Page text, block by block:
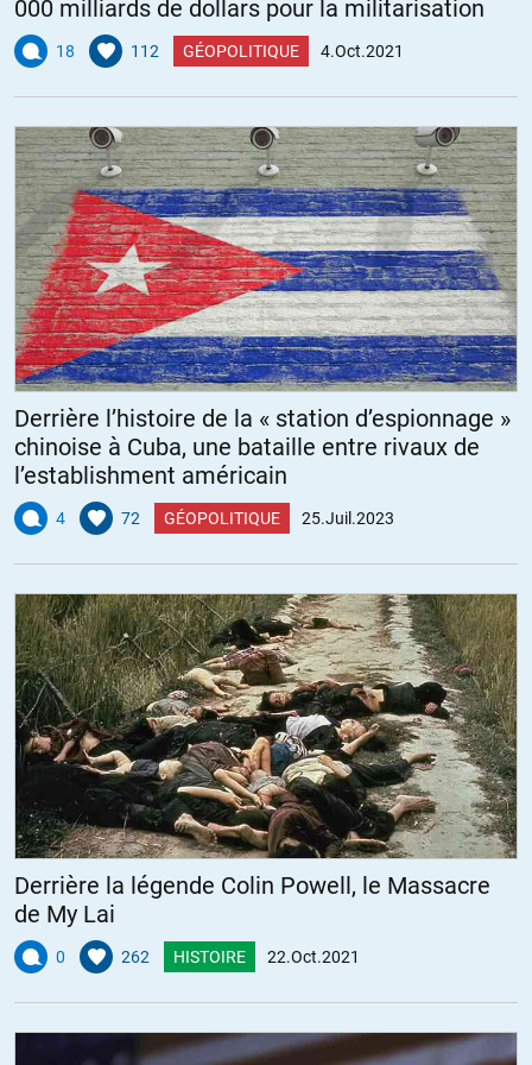
000 milliards de dollars pour la militarisation
18 112 GÉOPOLITIQUE 4.Oct.2021
Derrière l’histoire de la « station d’espionnage »
chinoise à Cuba, une bataille entre rivaux de
l’establishment américain
4 72 GÉOPOLITIQUE 25.Juil.2023
Derrière la légende Colin Powell, le Massacre
de My Lai
0 262 HISTOIRE 22.Oct.2021